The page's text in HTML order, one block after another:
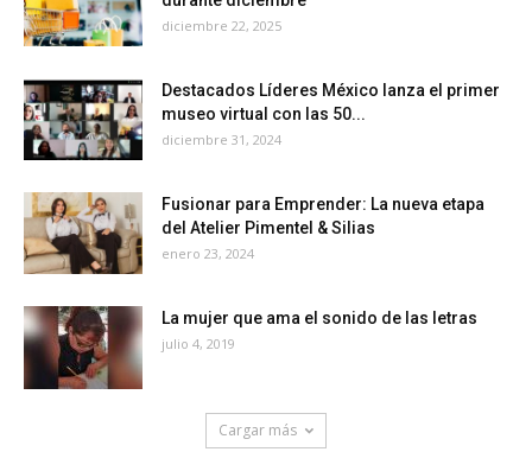
diciembre 22, 2025
Destacados Líderes México lanza el primer
museo virtual con las 50...
diciembre 31, 2024
Fusionar para Emprender: La nueva etapa
del Atelier Pimentel & Silias
enero 23, 2024
La mujer que ama el sonido de las letras
julio 4, 2019
Cargar más